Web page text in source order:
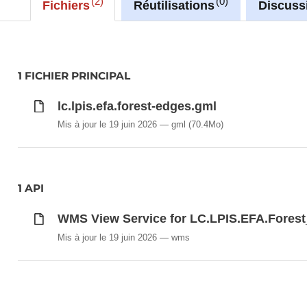
The LPIS is used for cross checking during the
Fichiers Réutilisations
1 FICHIER PRINCIPAL
lc.lpis.efa.forest-edges.gml
Mis à jour le 19 juin 2026 gml(70.4Mo)
1 API
WMS View Service for
Mis à jour le 19 juin 2026 wms